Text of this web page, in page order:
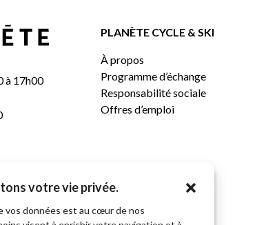
votre vie privée.
vos données est au cœur de nos
à 17h00
PLANÈTE CYCLE & SKI
À propos
Programme d’échange
Responsabilité sociale
Offres d’emploi